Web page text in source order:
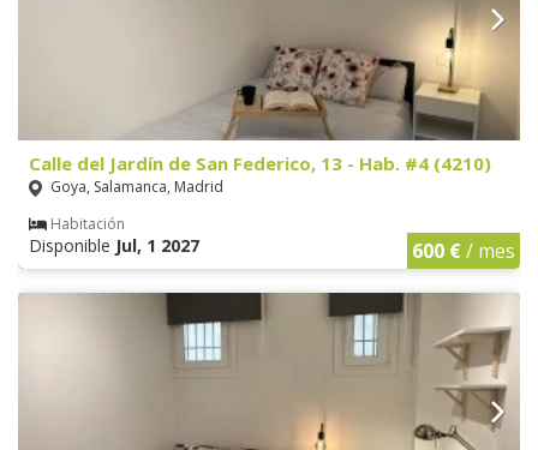
Calle del Jardín de San Federico, 13 - Hab. #4 (4210)
Goya, Salamanca, Madrid
Habitación
Disponible Jul, 1 2027 600 €/ mes